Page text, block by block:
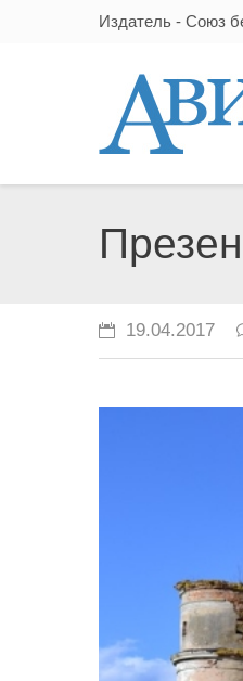
Издатель - Союз
19.04.2017